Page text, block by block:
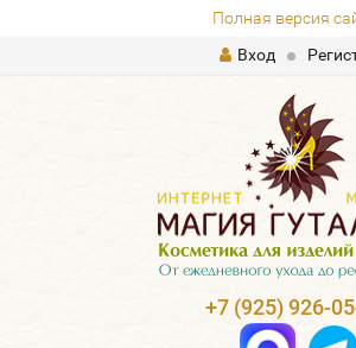
Полная версия
Вход
+7 (925) 926-